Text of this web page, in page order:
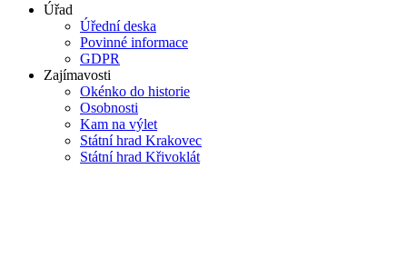
Úřad
Úřední deska
Povinné informace
GDPR
Zajímavosti
Okénko do historie
Osobnosti
Kam na výlet
Státní hrad Krakovec
Státní hrad Křivoklát